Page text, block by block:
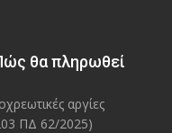
θα πληρωθεί
αργίες
ΠΔ 62/2025)